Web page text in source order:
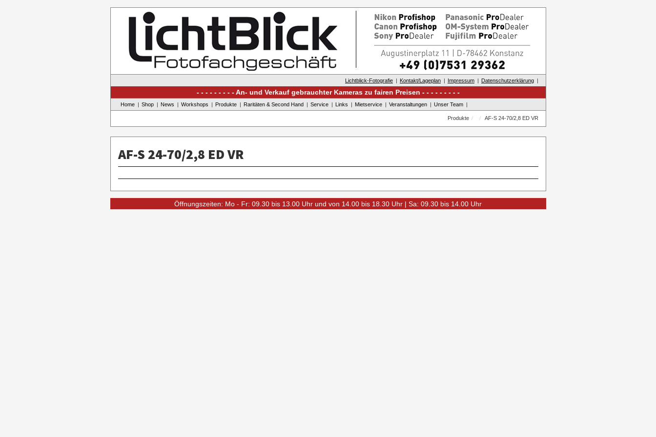
Lichtblick-Fotografie Kontakt/Lageplan Impressum Datenschutzerklärung
An- und Verkauf gebrauchter Kameras zu fairen Preisen
Home Shop News Workshops Produkte Raritäten & Second Hand Service Links Mietservice Veranstaltungen Unser Team
Produkte AF-S 24-70/2,8 ED VR
AF-S 24-70/2,8 ED VR
Öffnungszeiten: Mo - Fr: 09.30 bis 13.00 Uhr und von 14.00 bis 18.30 Uhr | Sa: 09.30 bis 14.00 Uhr